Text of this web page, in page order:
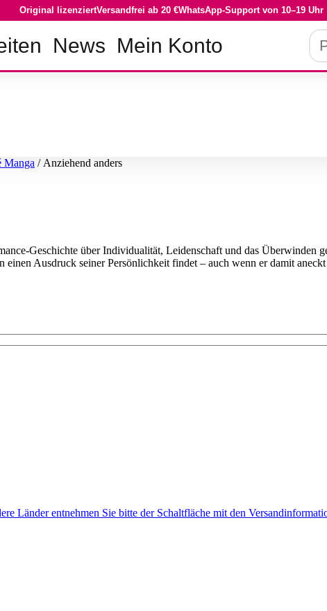
Original lizenziertVersandfrei ab 20 €WhatsApp-Support von 10–19 Uhr
News Mein Konto
Manga / Anziehend anders
Geschichte über Individualität, Leidenschaft und das Überwinden
Ausdruck seiner Persönlichkeit findet – auch wenn er damit
Länder entnehmen Sie bitte der Schaltfläche mit den